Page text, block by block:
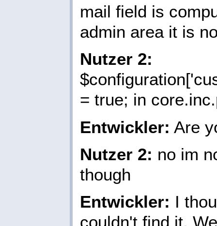
mail field is
admin area it is
Nutzer 2:
= true; in
Entwickler: Are
Nutzer 2: no im
though
Entwickler: I
couldn't find it.